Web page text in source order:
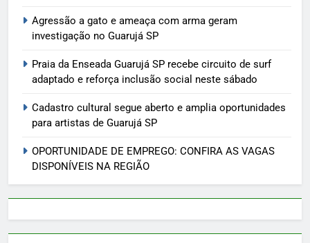
Agressão a gato e ameaça com arma geram
investigação no Guarujá SP
Praia da Enseada Guarujá SP recebe circuito de surf
adaptado e reforça inclusão social neste sábado
Cadastro cultural segue aberto e amplia oportunidades
para artistas de Guarujá SP
OPORTUNIDADE DE EMPREGO: CONFIRA AS VAGAS
DISPONÍVEIS NA REGIÃO